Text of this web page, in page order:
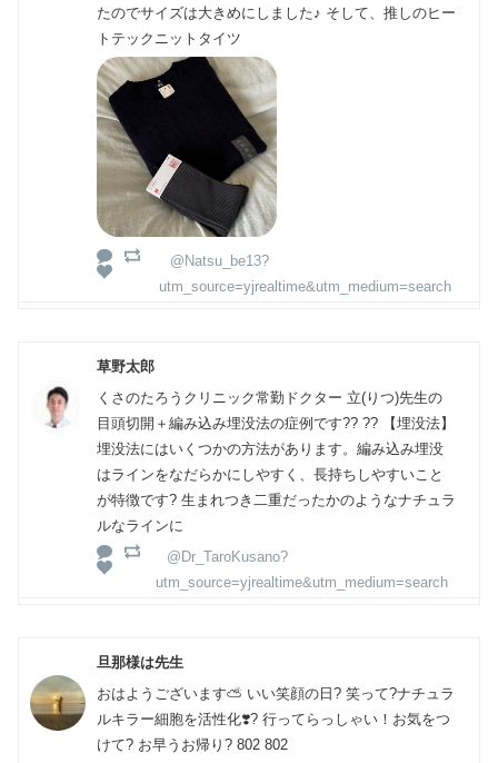
たのでサイズは大きめにしました♪ そして、推しのヒー
トテックニットタイツ
@Natsu_be13?
utm_source=yjrealtime&utm_medium=search
草野太郎
くさのたろうクリニック常勤ドクター 立(りつ)先生の
目頭切開＋編み込み埋没法の症例です?? ?? 【埋没法】
埋没法にはいくつかの方法があります。編み込み埋没
はラインをなだらかにしやすく、長持ちしやすいこと
が特徴です? 生まれつき二重だったかのようなナチュラ
ルなラインに
@Dr_TaroKusano?
utm_source=yjrealtime&utm_medium=search
旦那様は先生
おはようございます⛅️ いい笑顔の日? 笑って?ナチュラ
ルキラー細胞を活性化❣️? 行ってらっしゃい！お気をつ
けて? お早うお帰り? 802 802